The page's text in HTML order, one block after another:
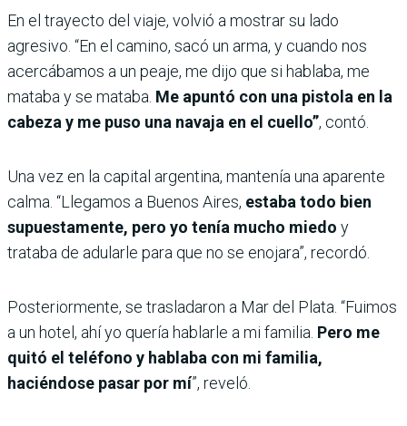
En el trayecto del viaje, volvió a mostrar su lado
agresivo. “En el camino, sacó un arma, y cuando nos
acercábamos a un peaje, me dijo que si hablaba, me
mataba y se mataba. Me apuntó con una pistola en la
cabeza y me puso una navaja en el cuello”, contó.
Una vez en la capital argentina, mantenía una aparente
calma. “Llegamos a Buenos Aires, estaba todo bien
supuestamente, pero yo tenía mucho miedo y
trataba de adularle para que no se enojara”, recordó.
Posteriormente, se trasladaron a Mar del Plata. “Fuimos
a un hotel, ahí yo quería hablarle a mi familia. Pero me
quitó el teléfono y hablaba con mi familia,
haciéndose pasar por mí”, reveló.